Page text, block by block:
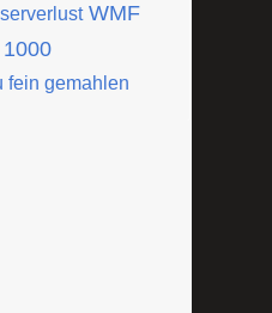
WMF
fein gemahlen